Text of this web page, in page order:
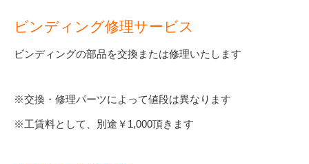
ビンディング修理サービス
ビンディングの部品を交換または修理いたします
※交換・修理パーツによって値段は異なります
※工賃料として、別途￥1,000頂きます